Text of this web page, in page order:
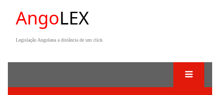
AngoLEX
Legislação Angolana a distância de um click